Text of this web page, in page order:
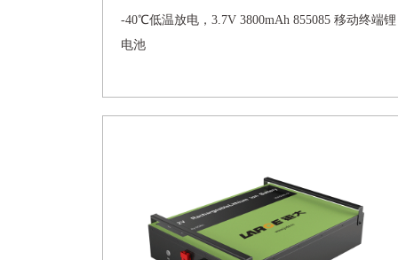
-40℃低温放电，3.7V 3800mAh 855085 移动终端锂
电池